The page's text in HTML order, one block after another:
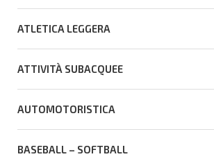
ATLETICA LEGGERA
ATTIVITÀ SUBACQUEE
AUTOMOTORISTICA
BASEBALL – SOFTBALL